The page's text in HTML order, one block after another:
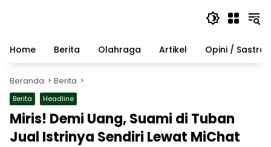
Home
Berita Olahraga Artikel Opini / Sastra
Beranda Berita
Berita Headline
Miris! Demi Uang, Suami di Tuban
Jual Istrinya Sendiri Lewat MiChat